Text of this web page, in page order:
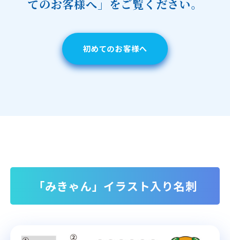
てのお客様へ」をご覧ください。
初めてのお客様へ
「みきゃん」イラスト入り名刺